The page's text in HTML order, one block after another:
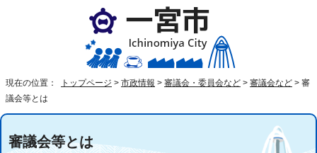
現在の位置： トップページ > 市政情報 > 審議会・委員会など > 審議会など > 審
議会等とは
審議会等とは